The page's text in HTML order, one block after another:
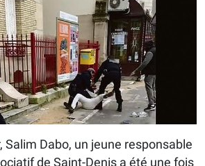
Salim Dabo, un jeune responsable
de Saint-Denis a été une fois